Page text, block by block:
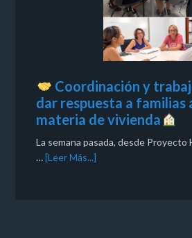
Coordinación y
dar respuesta a familias
materia de vivienda
La semana pasada, desde Proyecto
…[Leer Más...]